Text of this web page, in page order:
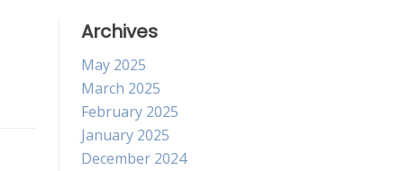
Archives
May 2025
March 2025
February 2025
January 2025
December 2024